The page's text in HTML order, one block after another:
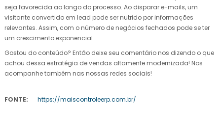
seja favorecida ao longo do processo. Ao disparar e-mails, um
visitante convertido em lead pode ser nutrido por informações
relevantes. Assim, com o número de negócios fechados pode se ter
um crescimento exponencial.
Gostou do conteúdo? Então deixe seu comentário nos dizendo o que
achou dessa estratégia de vendas altamente modernizada! Nos
acompanhe também nas nossas redes sociais!
FONTE: https://maiscontroleerp.com.br/